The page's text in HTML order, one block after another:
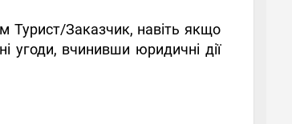
Турист/Заказчик, навіть якщо
угоди, вчинивши юридичні дії